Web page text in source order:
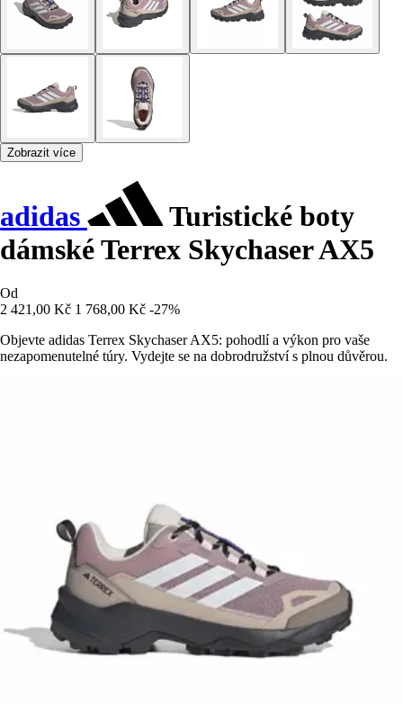
Zobrazit více
adidas
Turistické boty
dámské Terrex Skychaser AX5
Od
2 421,00 Kč 1 768,00 Kč -27%
Objevte adidas Terrex Skychaser AX5: pohodlí a výkon pro vaše
nezapomenutelné túry. Vydejte se na dobrodružství s plnou důvěrou.